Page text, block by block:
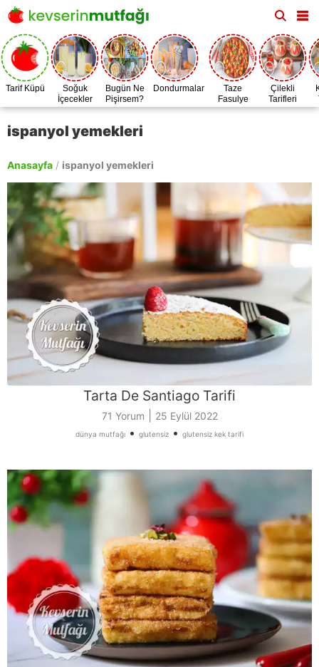
Tarif Küpü
Soğuk
İçecekler
Bugün Ne
Pişirsem?
Dondurmalar
Taze
Fasulye
Zamanı
Çilekli
Tarifleri
ispanyol yemekleri
Anasayfa / ispanyol yemekleri
Tarta De Santiago Tarifi
71 Yorum 25 Eylül 2022
dünya mutfağı • glutensiz • glutensiz kek tarifi